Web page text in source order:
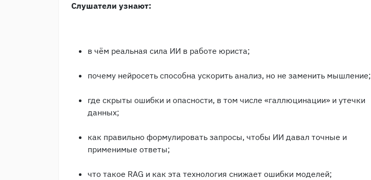
Слушатели узнают:
в чём реальная сила ИИ в работе юриста;
почему нейросеть способна ускорить анализ, но не заменить мышление;
где скрыты ошибки и опасности, в том числе «галлюцинации» и утечки
данных;
как правильно формулировать запросы, чтобы ИИ давал точные и
применимые ответы;
что такое RAG и как эта технология снижает ошибки моделей;